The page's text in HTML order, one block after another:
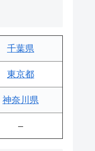
千葉県
東京都
神奈川県
–